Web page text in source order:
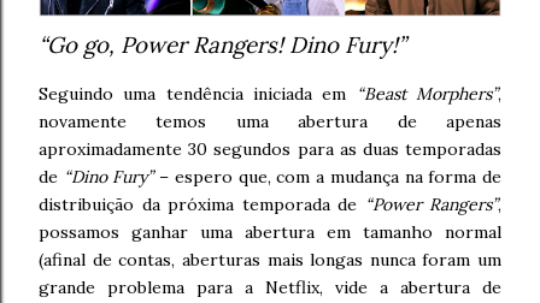
“Go go, Power Rangers! Dino Fury!”
Seguindo uma tendência iniciada em “Beast Morphers”,
novamente temos uma abertura de apenas
aproximadamente 30 segundos para as duas temporadas
de “Dino Fury”– espero que, com a mudança na forma de
distribuição da próxima temporada de “Power Rangers”,
possamos ganhar uma abertura em tamanho normal
(afinal de contas, aberturas mais longas nunca foram um
grande problema para a Netflix, vide a abertura de